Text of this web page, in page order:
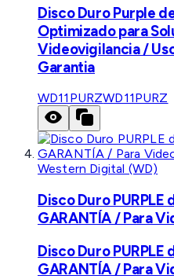
Disco Duro Purple
Optimizado para
Videovigilancia /
Garantia
WD11PURZWD11PURZ
Western Digital (WD)
Disco Duro PURPLE
GARANTÍA / Para
Disco Duro PURPLE
GARANTÍA / Para